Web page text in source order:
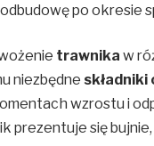
po okresie
trawnika w
niezbędne składniki
wzrostu i
prezentuje się bujnie,